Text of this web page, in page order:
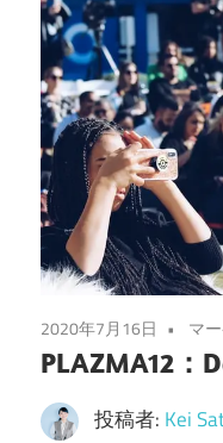
2020年7月16日 マ
PLAZMA12：
投稿者: Kei